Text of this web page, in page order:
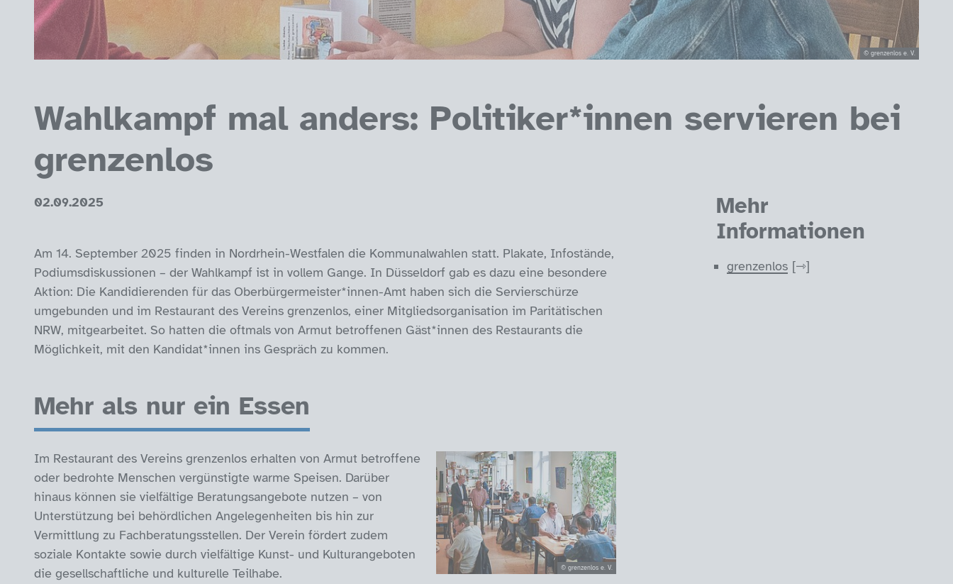
© grenzenlos e. V.
Wahlkampf mal anders: Politiker*innen servieren bei
grenzenlos
02.09.2025
Am 14. September 2025 finden in Nordrhein-Westfalen die Kommunalwahlen statt. Plakate, Infostände,
Podiumsdiskussionen – der Wahlkampf ist in vollem Gange. In Düsseldorf gab es dazu eine besondere
Aktion: Die Kandidierenden für das Oberbürgermeister*innen-Amt haben sich die Servierschürze
umgebunden und im Restaurant des Vereins grenzenlos, einer Mitgliedsorganisation im Paritätischen
NRW, mitgearbeitet. So hatten die oftmals von Armut betroffenen Gäst*innen des Restaurants die
Möglichkeit, mit den Kandidat*innen ins Gespräch zu kommen.
Mehr als nur ein Essen
© grenzenlos e. V.
Im Restaurant des Vereins grenzenlos erhalten von Armut betroffene
oder bedrohte Menschen vergünstigte warme Speisen. Darüber
hinaus können sie vielfältige Beratungsangebote nutzen – von
Unterstützung bei behördlichen Angelegenheiten bis hin zur
Vermittlung zu Fachberatungsstellen. Der Verein fördert zudem
soziale Kontakte sowie durch vielfältige Kunst- und Kulturangeboten
die gesellschaftliche und kulturelle Teilhabe.
Mehr
Informationen
grenzenlos